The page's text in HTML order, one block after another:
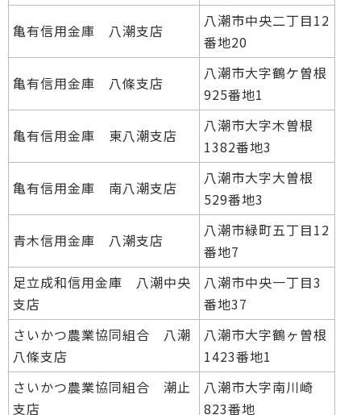
亀有信用金庫 八潮支店
八潮市中央二丁目12
番地20
亀有信用金庫 八條支店
八潮市大字鶴ケ曽根
925番地1
亀有信用金庫 東八潮支店
八潮市大字木曽根
1382番地3
亀有信用金庫 南八潮支店
八潮市大字大曽根
529番地3
青木信用金庫 八潮支店
八潮市緑町五丁目12
番地7
足立成和信用金庫 八潮中央
支店
八潮市中央一丁目3
番地37
さいかつ農業協同組合 八潮
八條支店
八潮市大字鶴ヶ曽根
1423番地1
さいかつ農業協同組合 潮止
支店
八潮市大字南川崎
823番地